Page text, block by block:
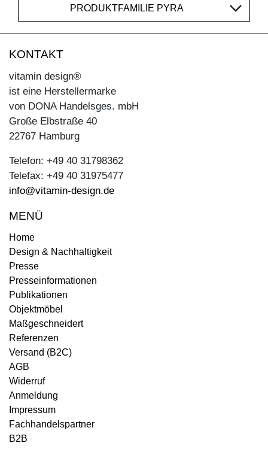
PRODUKTFAMILIE PYRA
KONTAKT
vitamin design®
ist eine Herstellermarke
von DONA Handelsges. mbH
Große Elbstraße 40
22767 Hamburg
Telefon: +49 40 31798362
Telefax: +49 40 31975477
info@vitamin-design.de
MENÜ
Home
Design & Nachhaltigkeit
Presse
Presseinformationen
Publikationen
Objektmöbel
Maßgeschneidert
Referenzen
Versand (B2C)
AGB
Widerruf
Anmeldung
Impressum
Fachhandelspartner
B2B